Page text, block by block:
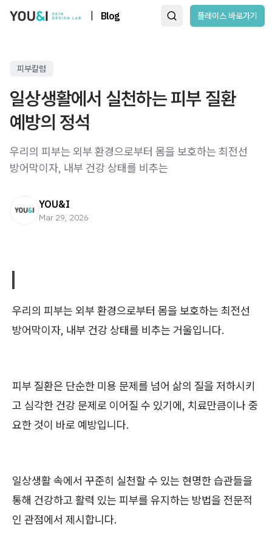
Blog 플레이스 바로가기
피부칼럼
일상생활에서 실천하는 피부 질환
예방의 정석
우리의 피부는 외부 환경으로부터 몸을 보호하는 최전선
방어막이자, 내부 건강 상태를 비추는
YOU&I
Mar 29, 2026
우리의 피부는 외부 환경으로부터 몸을 보호하는 최전선
방어막이자, 내부 건강 상태를 비추는 거울입니다.
피부 질환은 단순한 미용 문제를 넘어 삶의 질을 저하시키
고 심각한 건강 문제로 이어질 수 있기에, 치료만큼이나 중
요한 것이 바로 예방입니다.
일상생활 속에서 꾸준히 실천할 수 있는 현명한 습관들을
통해 건강하고 활력 있는 피부를 유지하는 방법을 전문적
인 관점에서 제시합니다.